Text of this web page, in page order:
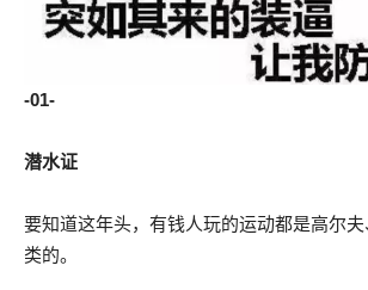
-01-
潜水证
要知道这年头，有钱人玩的运动都是高尔
类的。